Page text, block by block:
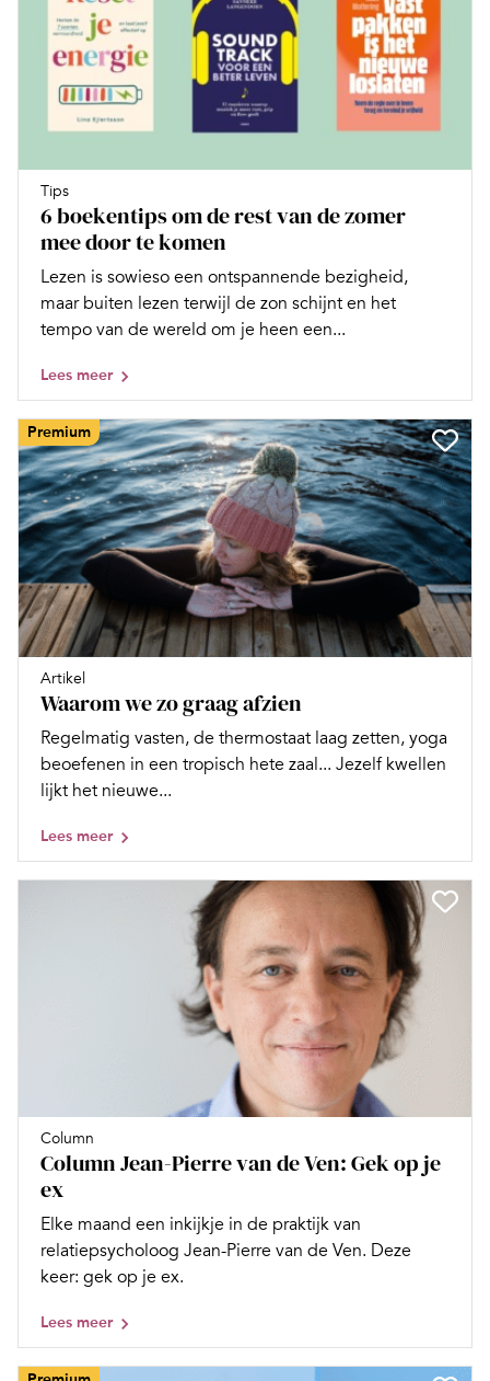
Tips
6 boekentips om de rest van de zomer
mee door te komen
Lezen is sowieso een ontspannende bezigheid,
maar buiten lezen terwijl de zon schijnt en het
tempo van de wereld om je heen een...
Lees meer
Premium
Artikel
Waarom we zo graag afzien
Regelmatig vasten, de thermostaat laag zetten, yoga
beoefenen in een tropisch hete zaal... Jezelf kwellen
lijkt het nieuwe...
Lees meer
Column
Column Jean-Pierre van de Ven: Gek op je
ex
Elke maand een inkijkje in de praktijk van
relatiepsycholoog Jean-Pierre van de Ven. Deze
keer: gek op je ex.
Lees meer